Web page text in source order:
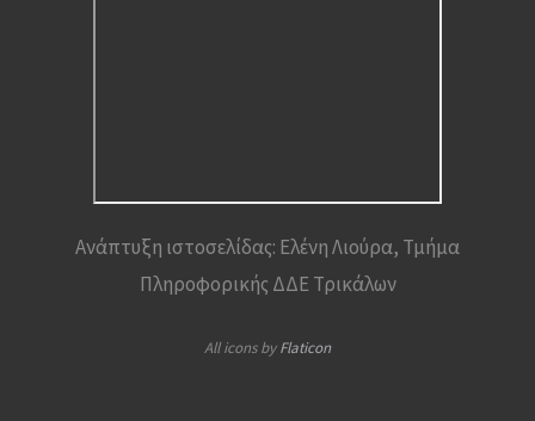
Ανάπτυξη ιστοσελίδας: Ελένη Λιούρα, Τμήμα
Πληροφορικής ΔΔΕ Τρικάλων
All icons byFlaticon